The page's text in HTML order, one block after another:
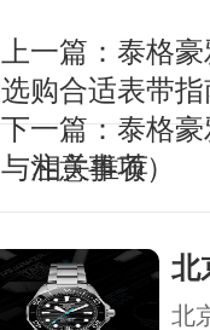
上一篇： 泰格
选购合适表带指
下一篇： 泰格
与注意事项）
相关推荐
北
北